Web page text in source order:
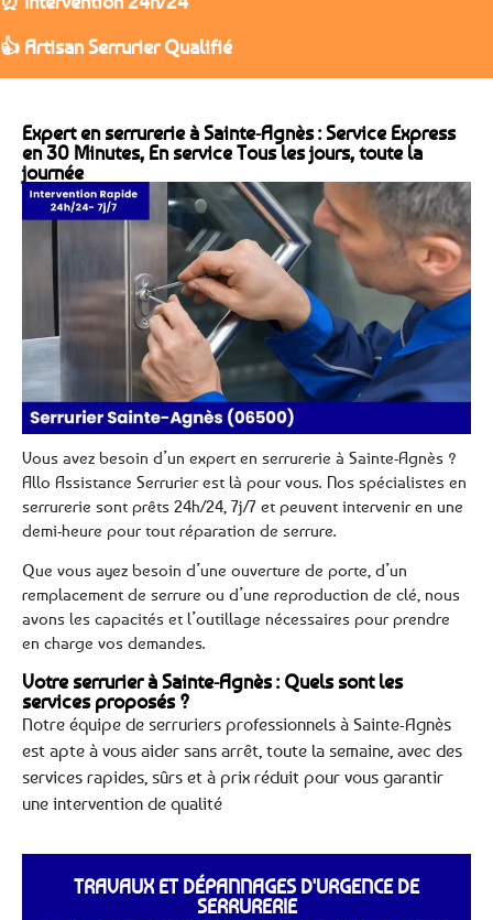
👍 Artisan Serrurier Qualifié
Expert en serrurerie à Sainte-Agnès : Service Express
en 30 Minutes, En service Tous les jours, toute la
journée
Vous avez besoin d’un expert en serrurerie à Sainte-Agnès ?
Allo Assistance Serrurier est là pour vous. Nos spécialistes en
serrurerie sont prêts 24h/24, 7j/7 et peuvent intervenir en une
demi-heure pour tout réparation de serrure.
Que vous ayez besoin d’une ouverture de porte, d’un
remplacement de serrure ou d’une reproduction de clé, nous
avons les capacités et l’outillage nécessaires pour prendre
en charge vos demandes.
Votre serrurier à Sainte-Agnès : Quels sont les
services proposés ?
Notre équipe de serruriers professionnels à Sainte-Agnès
est apte à vous aider sans arrêt, toute la semaine, avec des
services rapides, sûrs et à prix réduit pour vous garantir
une intervention de qualité
TRAVAUX ET DÉPANNAGES D'URGENCE DE
SERRURERIE